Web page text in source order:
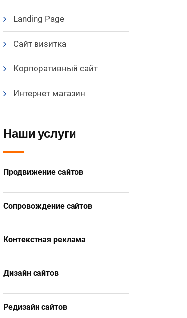
Landing Page
Сайт визитка
Корпоративный сайт
Интернет магазин
Наши услуги
Продвижение сайтов
Сопровождение сайтов
Контекстная реклама
Дизайн сайтов
Редизайн сайтов